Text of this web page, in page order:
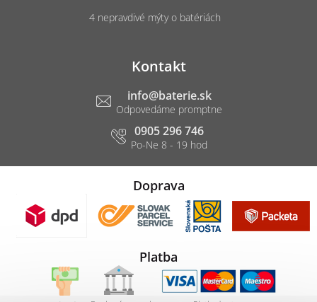
4 nepravdivé mýty o batériách
Kontakt
info@baterie.sk
0905 296 746
Doprava
Platba